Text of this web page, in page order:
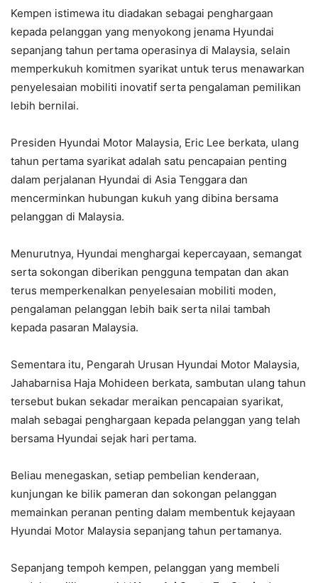
Kempen istimewa itu diadakan sebagai penghargaan
kepada pelanggan yang menyokong jenama Hyundai
sepanjang tahun pertama operasinya di Malaysia, selain
memperkukuh komitmen syarikat untuk terus menawarkan
penyelesaian mobiliti inovatif serta pengalaman pemilikan
lebih bernilai.
Presiden Hyundai Motor Malaysia, Eric Lee berkata, ulang
tahun pertama syarikat adalah satu pencapaian penting
dalam perjalanan Hyundai di Asia Tenggara dan
mencerminkan hubungan kukuh yang dibina bersama
pelanggan di Malaysia.
Menurutnya, Hyundai menghargai kepercayaan, semangat
serta sokongan diberikan pengguna tempatan dan akan
terus memperkenalkan penyelesaian mobiliti moden,
pengalaman pelanggan lebih baik serta nilai tambah
kepada pasaran Malaysia.
Sementara itu, Pengarah Urusan Hyundai Motor Malaysia,
Jahabarnisa Haja Mohideen berkata, sambutan ulang tahun
tersebut bukan sekadar meraikan pencapaian syarikat,
malah sebagai penghargaan kepada pelanggan yang telah
bersama Hyundai sejak hari pertama.
Beliau menegaskan, setiap pembelian kenderaan,
kunjungan ke bilik pameran dan sokongan pelanggan
memainkan peranan penting dalam membentuk kejayaan
Hyundai Motor Malaysia sepanjang tahun pertamanya.
Sepanjang tempoh kempen, pelanggan yang membeli